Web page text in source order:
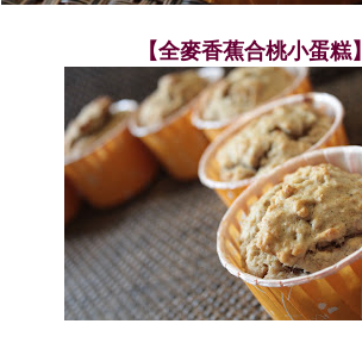
【全麥香蕉合桃小蛋糕】